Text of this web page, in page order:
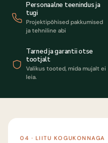
Personaalne teenindus ja
tugi
Projektipõhised pakkumised
ja tehniline abi
Tarned ja garantii otse
tootjalt
Valikus tooted, mida mujalt ei
leia.
04 · LIITU KOGUKONNAGA